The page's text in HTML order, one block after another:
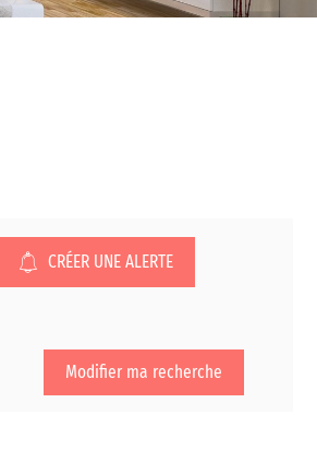
CRÉER UNE ALERTE
Modifier ma recherche